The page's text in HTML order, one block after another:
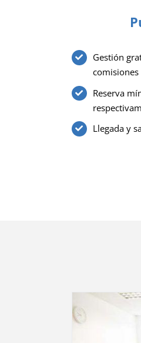
Gestión
comisiones
Reserva
Llegada y